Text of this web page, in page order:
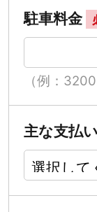
駐車料金
（例：3200
主な支払